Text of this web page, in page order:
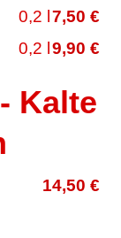
0,2 7,50 €
0,2 9,90 €
Kalte
14,50 €